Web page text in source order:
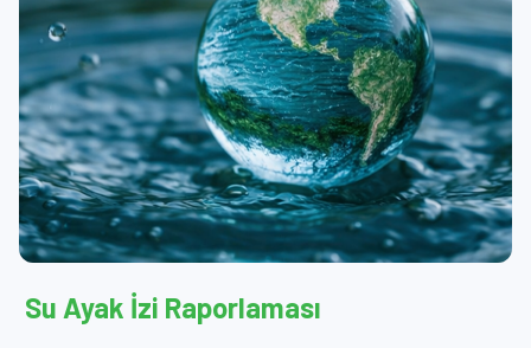
Su Ayak İzi Raporlaması